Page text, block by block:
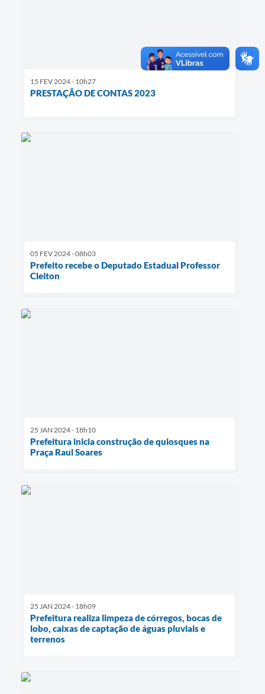
15 FEV 2024 - 10h27
PRESTAÇÃO DE CONTAS 2023
05 FEV 2024 - 08h03
Prefeito recebe o Deputado Estadual Professor
Cleiton
25 JAN 2024 - 18h10
Prefeitura inicia construção de quiosques na
Praça Raul Soares
25 JAN 2024 - 18h09
Prefeitura realiza limpeza de córregos, bocas de
lobo, caixas de captação de águas pluviais e
terrenos